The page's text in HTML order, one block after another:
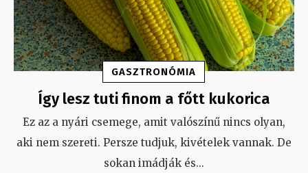
GASZTRONÓMIA
Így lesz tuti finom a főtt kukorica
Ez az a nyári csemege, amit valószínű nincs olyan,
aki nem szereti. Persze tudjuk, kivételek vannak. De
sokan imádják és...